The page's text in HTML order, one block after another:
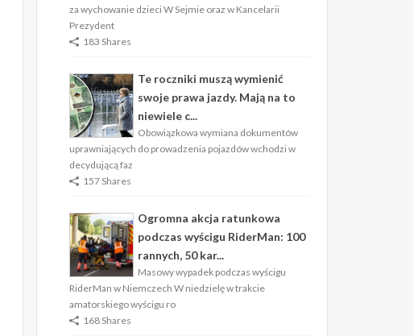
za wychowanie dzieci W Sejmie oraz w Kancelarii
Prezydent
183 Shares
Te roczniki muszą wymienić
swoje prawa jazdy. Mają na to
niewiele c...
Obowiązkowa wymiana dokumentów
uprawniających do prowadzenia pojazdów wchodzi w
decydującą faz
157 Shares
Ogromna akcja ratunkowa
podczas wyścigu RiderMan: 100
rannych, 50 kar...
Masowy wypadek podczas wyścigu
RiderMan w Niemczech W niedzielę w trakcie
amatorskiego wyścigu ro
168 Shares